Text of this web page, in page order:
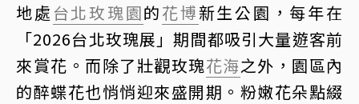
地處 台北玫瑰園的花博新生公園，每年在
「2026台北玫瑰展」期間都吸引大量遊客前
來賞花。而除了壯觀玫瑰花海之外，園區內
的醉蝶花也悄悄迎來盛開期。粉嫩花朵點綴